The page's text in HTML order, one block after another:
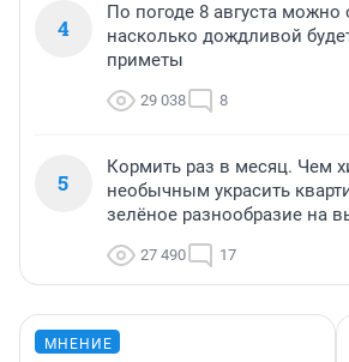
4
По погоде 8 августа можно
насколько дождливой
приметы
29 038 8
5
Кормить раз в месяц. Чем
необычным украсить
зелёное разнообразие на
27 490 17
МНЕНИЕ